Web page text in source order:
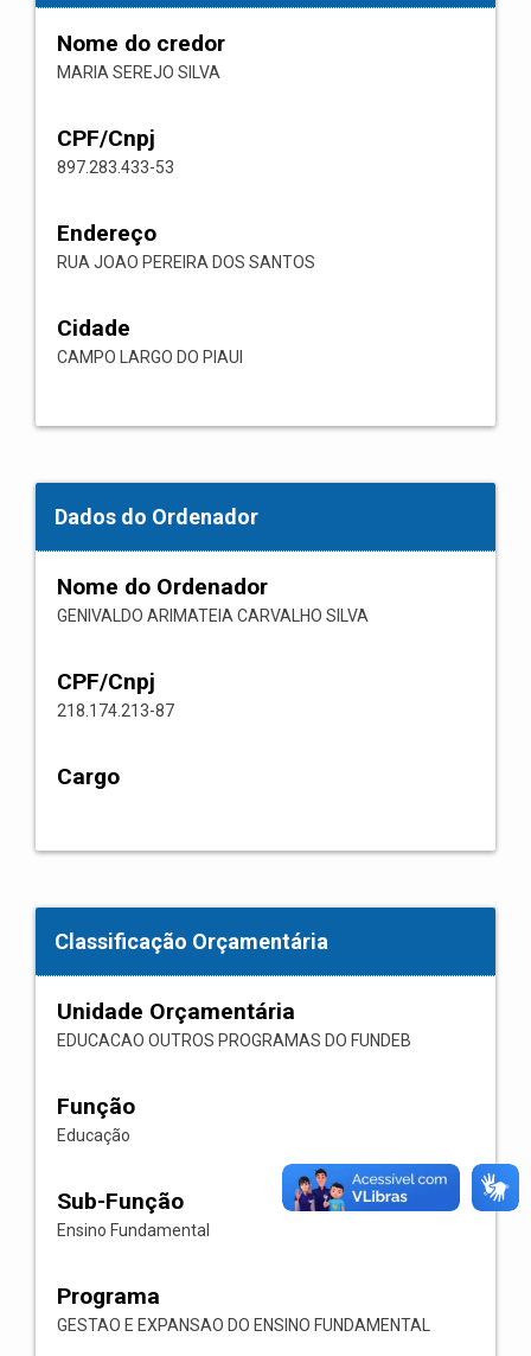
Nome do credor
MARIA SEREJO SILVA
CPF/Cnpj
897.283.433-53
Endereço
RUA JOAO PEREIRA DOS SANTOS
Cidade
CAMPO LARGO DO PIAUI
Dados do Ordenador
Nome do Ordenador
GENIVALDO ARIMATEIA CARVALHO SILVA
CPF/Cnpj
218.174.213-87
Cargo
Classificação Orçamentária
Unidade Orçamentária
EDUCACAO OUTROS PROGRAMAS DO FUNDEB
Função
Educação
Sub-Função
Ensino Fundamental
Programa
GESTAO E EXPANSAO DO ENSINO FUNDAMENTAL